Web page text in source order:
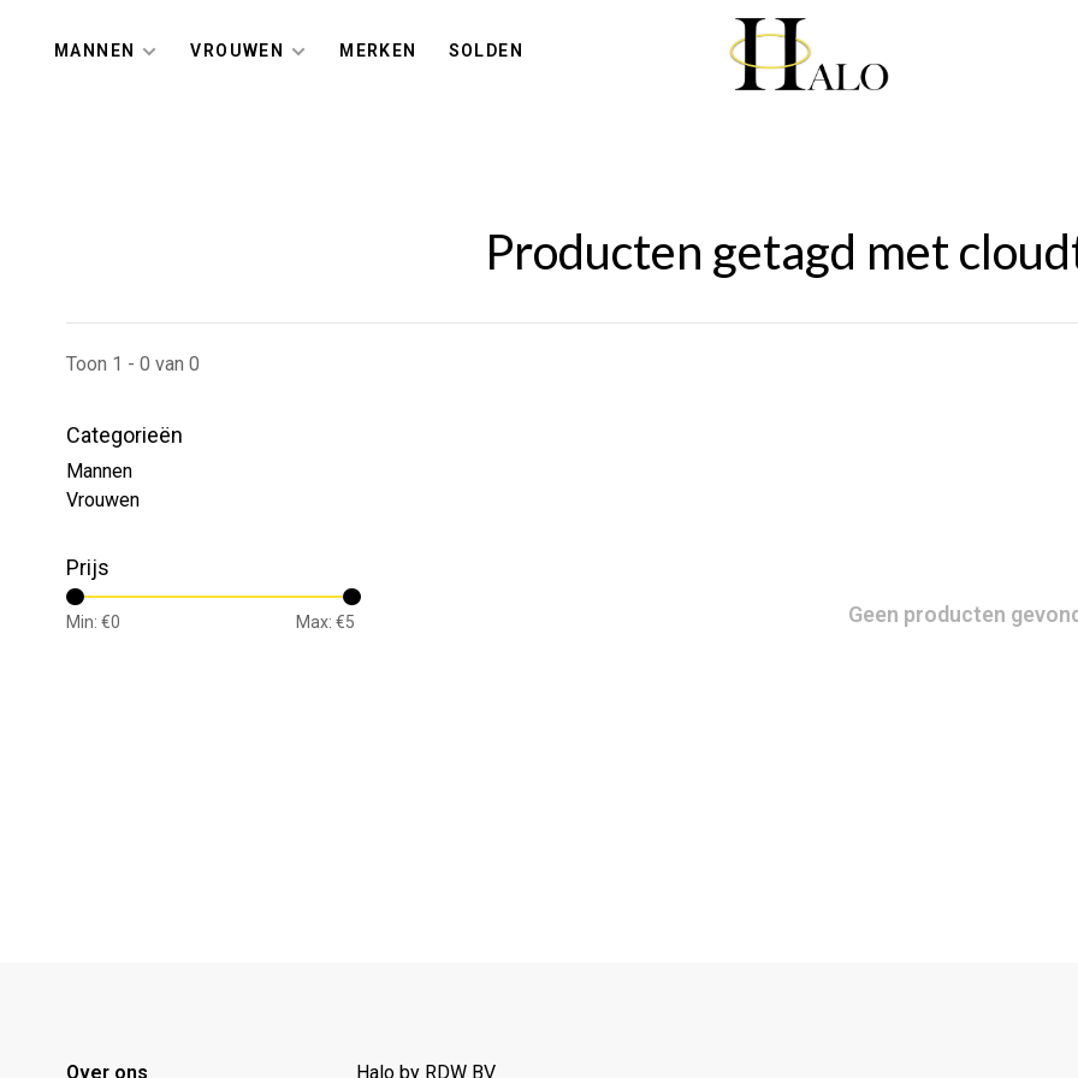
MANNEN VROUWEN MERKEN SOLDEN
Producten getagd met
Toon 1 - 0 van 0
Categorieën
Mannen
Vrouwen
Prijs
Min: €0 Max: €5 Geen producten
Over ons Halo by RDW BV